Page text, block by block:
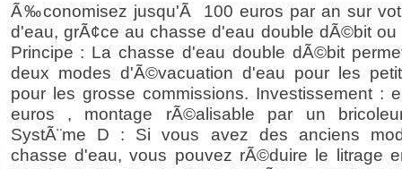
Ã‰conomisez jusqu'Ã 100 euros par an sur
d'eau, grÃ¢ce au chasse d'eau double dÃ©bit ou
Principe : La chasse d'eau double dÃ©bit
deux modes d'Ã©vacuation d'eau pour les
pour les grosse commissions. Investissement :
euros , montage rÃ©alisable par un
SystÃ¨me D : Si vous avez des anciens
chasse d'eau, vous pouvez rÃ©duire le litrage